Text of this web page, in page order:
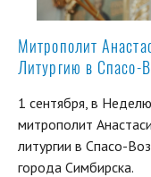
Митрополит
Литургию в Спасо-
1 сентября, в
митрополит
литургии в Спасо-
города Симбирска.